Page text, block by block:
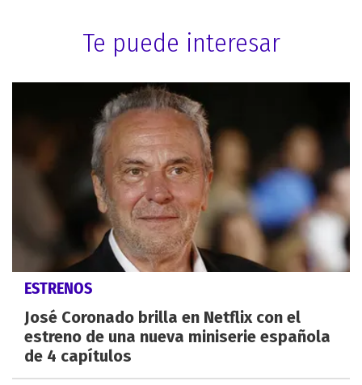
Te puede interesar
ESTRENOS
José Coronado brilla en Netflix con el
estreno de una nueva miniserie española
de 4 capítulos